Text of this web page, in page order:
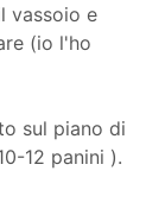
vassoio e
(io l'ho
sul piano di
12 panini ).